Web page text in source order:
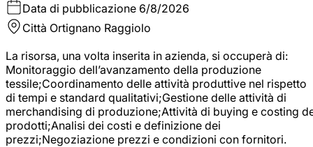
Data di pubblicazione 6/8/2026
Città Ortignano Raggiolo
La risorsa, una volta inserita in azienda, si occuperà di:
Monitoraggio dell’avanzamento della produzione
tessile;Coordinamento delle attività produttive nel rispetto
di tempi e standard qualitativi;Gestione delle attività di
merchandising di produzione;Attività di buying e costing
prodotti;Analisi dei costi e definizione dei
prezzi;Negoziazione prezzi e condizioni con fornitori.